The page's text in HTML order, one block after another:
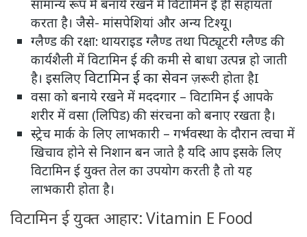
सामान्य रूप में बनाये रखने में विटामिन ई ही सहायता
करता है। जैसे- मांसपेशियां और अन्य टिश्यू।
ग्लैण्ड की रक्षा: थायराइड ग्लैण्ड तथा पिट्यूटरी ग्लैण्ड की
कार्यशैली में विटामिन ई की कमी से बाधा उत्पन्न हो जाती
है। इसलिए विटामिन ई का सेवन ज़रूरी होता हैI
वसा को बनाये रखने में मददगार – विटामिन ई आपके
शरीर में वसा (लिपिड) की संरचना को बनाए रखता है।
स्ट्रेच मार्क के लिए लाभकारी – गर्भवस्था के दौरान त्वचा में
खिचाव होने से निशान बन जाते है यदि आप इसके लिए
विटामिन ई युक्त तेल का उपयोग करती है तो यह
लाभकारी होता है।
विटामिन ई युक्त आहार: Vitamin E Food